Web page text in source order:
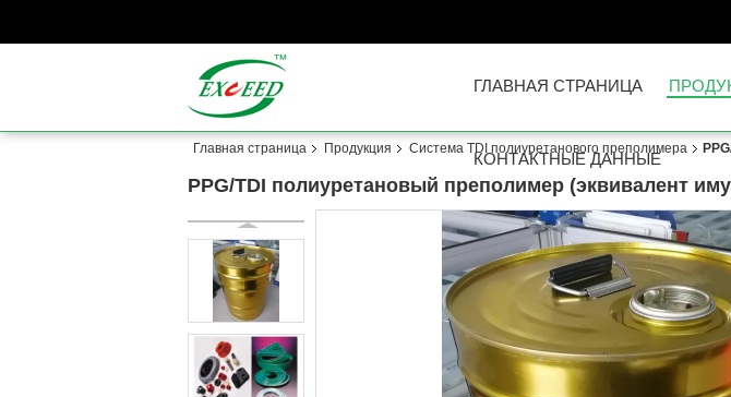
ГЛАВНАЯ СТРАНИЦА
КОНТАКТНЫЕ ДАННЫЕ
Главная страница Продукция Система TDI полиуретанового преполимера
PPG/TDI полиуретановый преполимер (эквивалент